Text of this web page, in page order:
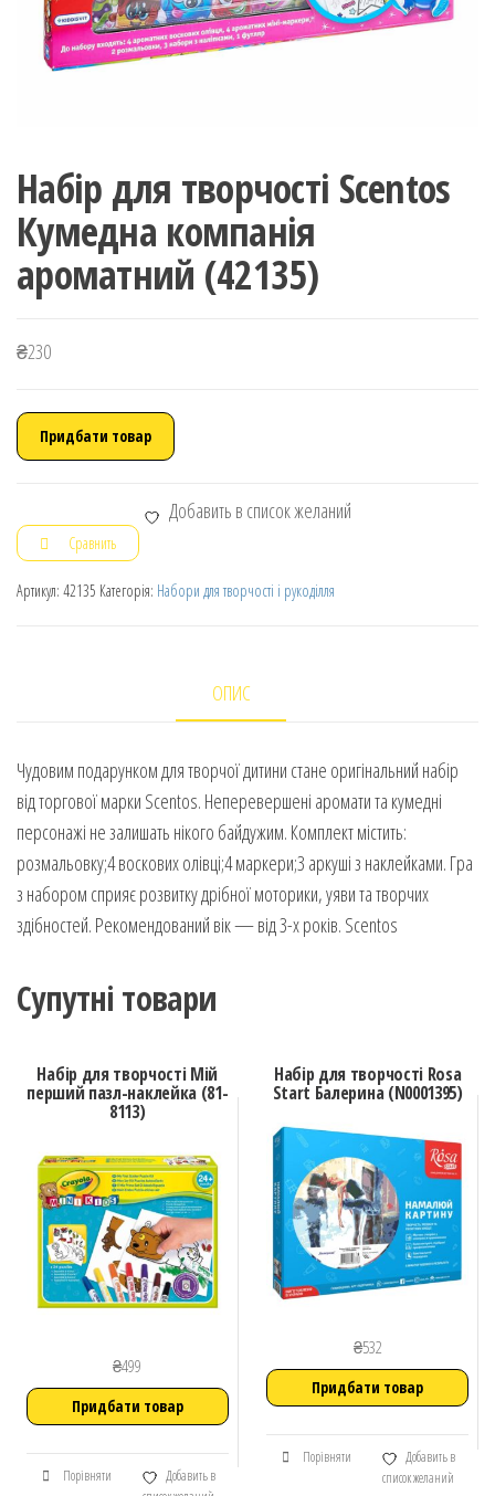
Набір для творчості Scentos
Кумедна компанія
ароматний (42135)
₴230
Придбати товар
Добавить в список желаний
Сравнить
Артикул: 42135 Категорія: Набори для творчості і рукоділля
ОПИС
Чудовим подарунком для творчої дитини стане оригінальний набір
від торгової марки Scentos. Неперевершені аромати та кумедні
персонажі не залишать нікого байдужим. Комплект містить:
розмальовку;4 воскових олівці;4 маркери;3 аркуші з наклейками. Гра
з набором сприяє розвитку дрібної моторики, уяви та творчих
здібностей. Рекомендований вік — від 3-х років. Scentos
Супутні товари
Набір для творчості Мій
перший пазл-наклейка (81-
8113)
₴499
Придбати товар
Порівняти
Добавить в
Набір для творчості Rosa
Start Балерина (N0001395)
₴532
Придбати товар
Порівняти
Добавить в
список желаний